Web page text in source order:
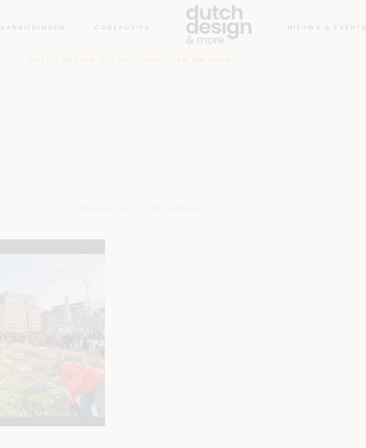
AANBIEDINGEN CADEAUTIPS NIEUWS & EVENTS
DUTCH DESIGN , DUTCH LIVING , ZIEN EN DOEN